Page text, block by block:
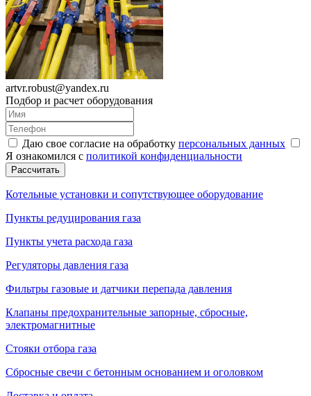
artvr.robust@yandex.ru
Подбор и расчет оборудования
Даю свое согласие на обработку персональных данных
Я ознакомился с политикой конфиденциальности
Рассчитать
Котельные установки и сопутствующее оборудование
Пункты редуцирования газа
Пункты учета расхода газа
Регуляторы давления газа
Фильтры газовые и датчики перепада давления
Клапаны предохранительные запорные, сбросные,
электромагнитные
Стояки отбора газа
Сбросные свечи с бетонным основанием и оголовком